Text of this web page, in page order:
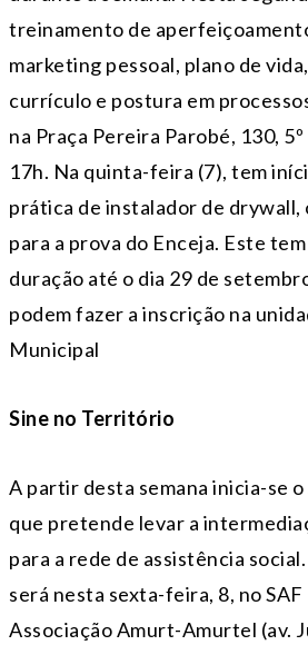
treinamento de
marketing pessoal, plano de
currículo e postura em
na Praça Pereira Parobé, 130, 5º
17h. Na quinta-feira (7), tem
prática de instalador de drywall,
para a prova do Enceja. Este
duração até o dia 29 de
podem fazer a inscrição na
Municipal
Sine no Território
A partir desta semana inicia-se
que pretende levar a
para a rede de assistência
será nesta sexta-feira, 8, no SAF
Associação Amurt-Amurtel (av.